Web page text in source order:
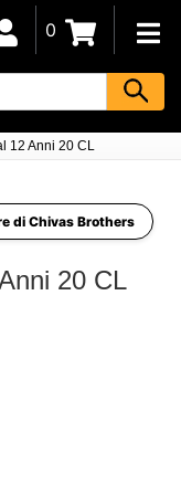
12 Anni 20 CL
0
di Chivas Brothers
20 CL